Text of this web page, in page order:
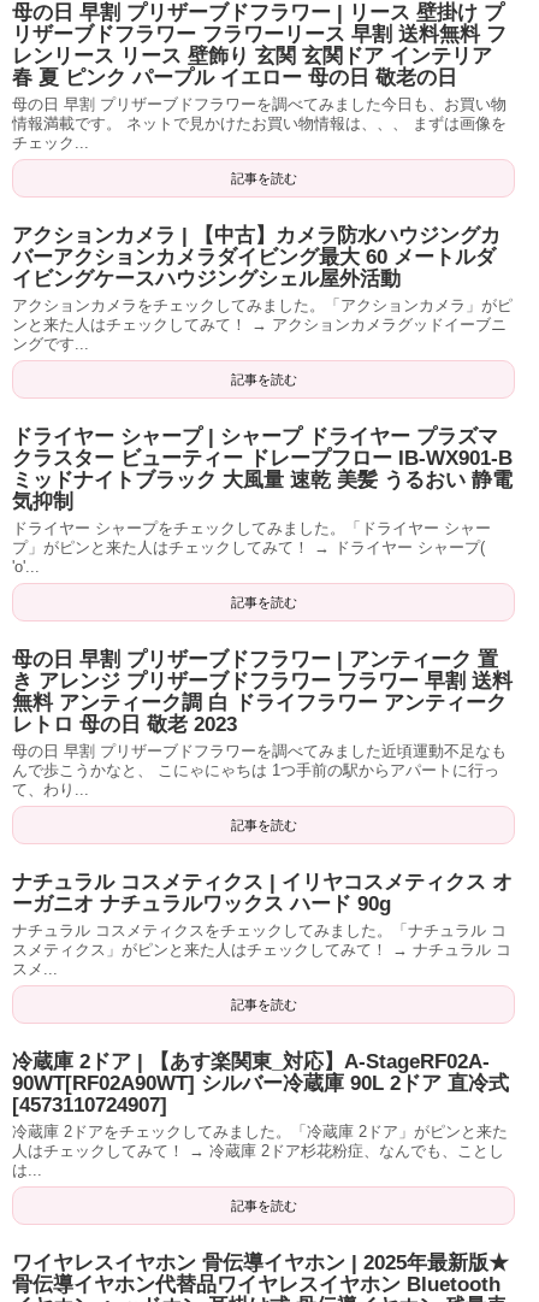
母の日 早割 プリザーブドフラワー | リース 壁掛け プ
リザーブドフラワー フラワーリース 早割 送料無料 フ
レンリース リース 壁飾り 玄関 玄関ドア インテリア
春 夏 ピンク パープル イエロー 母の日 敬老の日
母の日 早割 プリザーブドフラワーを調べてみました今日も、お買い物
情報満載です。 ネットで見かけたお買い物情報は、、、 まずは画像を
チェック...
記事を読む
アクションカメラ | 【中古】カメラ防水ハウジングカ
バーアクションカメラダイビング最大 60 メートルダ
イビングケースハウジングシェル屋外活動
アクションカメラをチェックしてみました。「アクションカメラ」がピ
ンと来た人はチェックしてみて！ → アクションカメラグッドイーブニ
ングです...
記事を読む
ドライヤー シャープ | シャープ ドライヤー プラズマ
クラスター ビューティー ドレープフロー IB-WX901-B
ミッドナイトブラック 大風量 速乾 美髪 うるおい 静電
気抑制
ドライヤー シャープをチェックしてみました。「ドライヤー シャー
プ」がピンと来た人はチェックしてみて！ → ドライヤー シャープ(
'o'...
記事を読む
母の日 早割 プリザーブドフラワー | アンティーク 置
き アレンジ プリザーブドフラワー フラワー 早割 送料
無料 アンティーク調 白 ドライフラワー アンティーク
レトロ 母の日 敬老 2023
母の日 早割 プリザーブドフラワーを調べてみました近頃運動不足なも
んで歩こうかなと、 こにゃにゃちは 1つ手前の駅からアパートに行っ
て、わり...
記事を読む
ナチュラル コスメティクス | イリヤコスメティクス オ
ーガニオ ナチュラルワックス ハード 90g
ナチュラル コスメティクスをチェックしてみました。「ナチュラル コ
スメティクス」がピンと来た人はチェックしてみて！ → ナチュラル コ
スメ...
記事を読む
冷蔵庫 2ドア | 【あす楽関東_対応】A-StageRF02A-
90WT[RF02A90WT] シルバー冷蔵庫 90L 2ドア 直冷式
[4573110724907]
冷蔵庫 2ドアをチェックしてみました。「冷蔵庫 2ドア」がピンと来た
人はチェックしてみて！ → 冷蔵庫 2ドア杉花粉症、なんでも、ことし
は...
記事を読む
ワイヤレスイヤホン 骨伝導イヤホン | 2025年最新版★
骨伝導イヤホン代替品ワイヤレスイヤホン Bluetooth